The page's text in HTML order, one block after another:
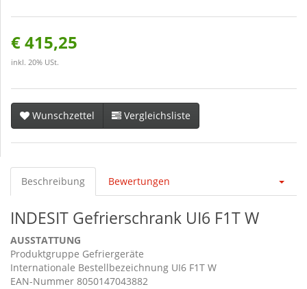
€ 415,25
inkl. 20% USt.
Wunschzettel Vergleichsliste
Beschreibung Bewertungen
INDESIT Gefrierschrank UI6 F1T W
AUSSTATTUNG
Produktgruppe Gefriergeräte
Internationale Bestellbezeichnung UI6 F1T W
EAN-Nummer 8050147043882